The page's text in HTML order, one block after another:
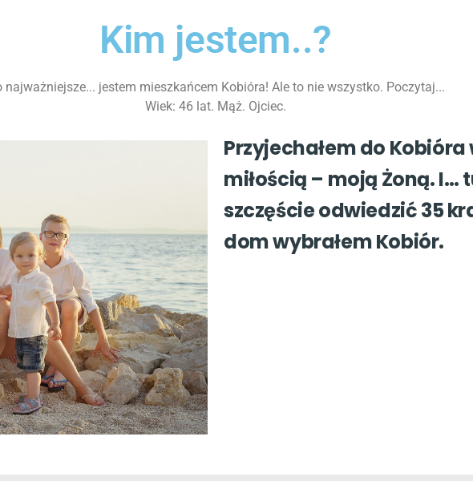
Kim jestem..?
najważniejsze... jestem mieszkańcem Kobióra! Ale to nie wszystko. Poczytaj...
Wiek: 46 lat. Mąż. Ojciec.
Przyjechałem do Kobióra
miłością – moją Żoną. I…
szczęście odwiedzić 35
dom wybrałem Kobiór.